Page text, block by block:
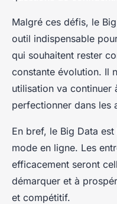
Malgré ces défis, le
outil indispensable
qui souhaitent rester
constante évolution. Il
utilisation va continuer
perfectionner dans les
En bref, le Big Data
mode en ligne. Les
efficacement seront
démarquer et à
et compétitif.